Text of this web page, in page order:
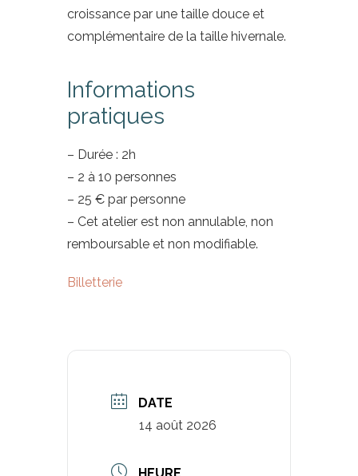
croissance par une taille douce et
complémentaire de la taille hivernale.
Informations
pratiques
– Durée : 2h
– 2 à 10 personnes
– 25 € par personne
– Cet atelier est non annulable, non
remboursable et non modifiable.
Billetterie
DATE
14 août 2026